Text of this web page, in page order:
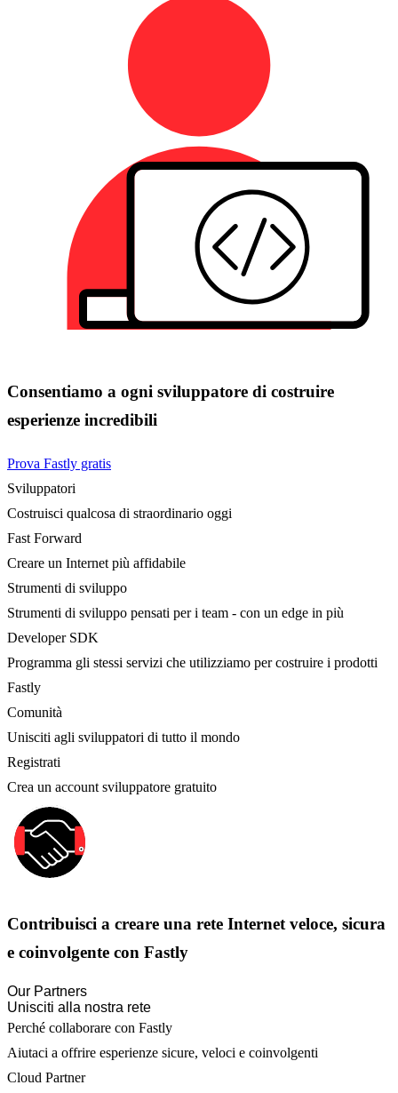
Consentiamo a ogni sviluppatore di costruire
esperienze incredibili
Prova Fastly gratis
Sviluppatori
Costruisci qualcosa di straordinario oggi
Fast Forward
Creare un Internet più affidabile
Strumenti di sviluppo
Strumenti di sviluppo pensati per i team - con un edge in più
Developer SDK
Programma gli stessi servizi che utilizziamo per costruire i prodotti
Fastly
Comunità
Unisciti agli sviluppatori di tutto il mondo
Registrati
Crea un account sviluppatore gratuito
Contribuisci a creare una rete Internet veloce, sicura
e coinvolgente con Fastly
Our Partners
Unisciti alla nostra rete
Perché collaborare con Fastly
Aiutaci a offrire esperienze sicure, veloci e coinvolgenti
Cloud Partner